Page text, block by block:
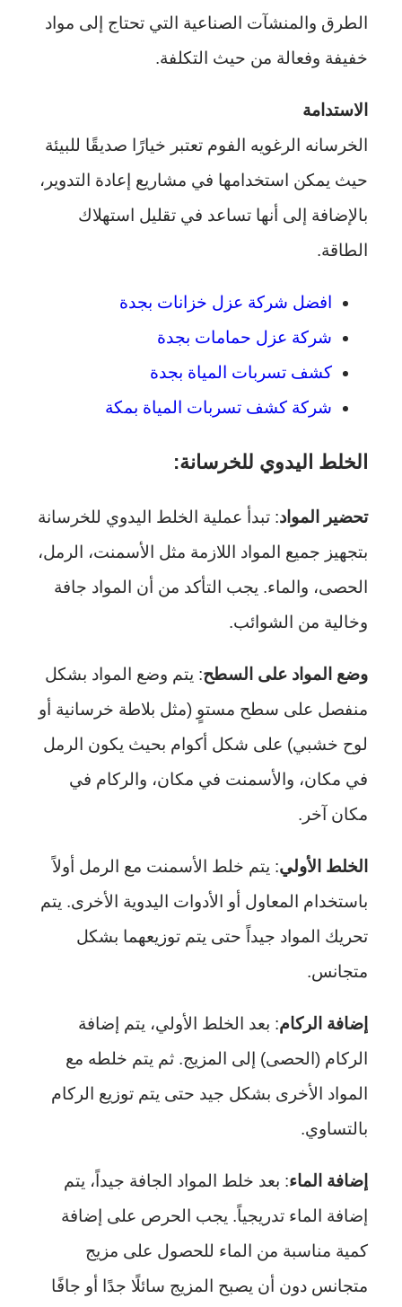
الطرق والمنشآت الصناعية التي تحتاج إلى مواد
خفيفة وفعالة من حيث التكلفة.
الاستدامة
الخرسانه الرغويه الفوم تعتبر خيارًا صديقًا للبيئة
حيث يمكن استخدامها في مشاريع إعادة التدوير،
بالإضافة إلى أنها تساعد في تقليل استهلاك
الطاقة.
افضل شركة عزل خزانات بجدة
شركة عزل حمامات بجدة
كشف تسربات المياة بجدة
شركة كشف تسربات المياة بمكة
الخلط اليدوي للخرسانة:
تحضير المواد: تبدأ عملية الخلط اليدوي للخرسانة
بتجهيز جميع المواد اللازمة مثل الأسمنت، الرمل،
الحصى، والماء. يجب التأكد من أن المواد جافة
وخالية من الشوائب.
وضع المواد على السطح: يتم وضع المواد بشكل
منفصل على سطح مستوٍ (مثل بلاطة خرسانية أو
لوح خشبي) على شكل أكوام بحيث يكون الرمل
في مكان، والأسمنت في مكان، والركام في
مكان آخر.
الخلط الأولي: يتم خلط الأسمنت مع الرمل أولاً
باستخدام المعاول أو الأدوات اليدوية الأخرى. يتم
تحريك المواد جيداً حتى يتم توزيعهما بشكل
متجانس.
إضافة الركام: بعد الخلط الأولي، يتم إضافة
الركام (الحصى) إلى المزيج. ثم يتم خلطه مع
المواد الأخرى بشكل جيد حتى يتم توزيع الركام
بالتساوي.
إضافة الماء: بعد خلط المواد الجافة جيداً، يتم
إضافة الماء تدريجياً. يجب الحرص على إضافة
كمية مناسبة من الماء للحصول على مزيج
متجانس دون أن يصبح المزيج سائلًا جدًا أو جافًا